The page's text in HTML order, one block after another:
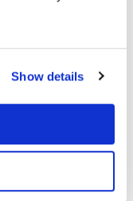
Show details
Bereitstellung
benötigen,
Daten in
und
handhaben.